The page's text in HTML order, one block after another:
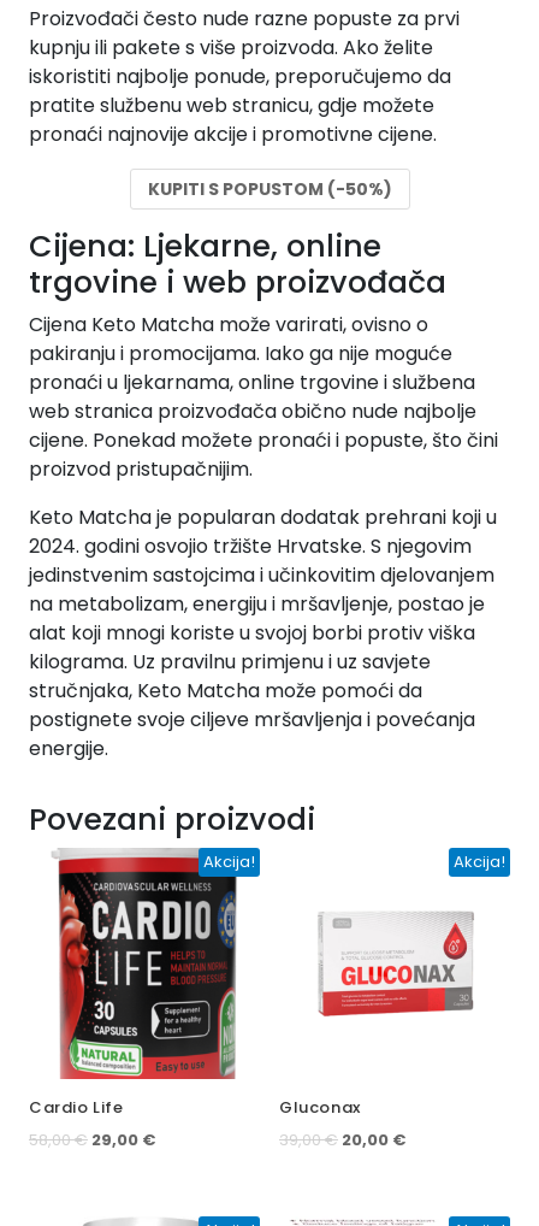
Proizvođači često nude razne popuste za prvi
kupnju ili pakete s više proizvoda. Ako želite
iskoristiti najbolje ponude, preporučujemo da
pratite službenu web stranicu, gdje možete
pronaći najnovije akcije i promotivne cijene.
KUPITI S POPUSTOM (-50%)
Cijena: Ljekarne, online
trgovine i web proizvođača
Cijena Keto Matcha može varirati, ovisno o
pakiranju i promocijama. Iako ga nije moguće
pronaći u ljekarnama, online trgovine i službena
web stranica proizvođača obično nude najbolje
cijene. Ponekad možete pronaći i popuste, što čini
proizvod pristupačnijim.
Keto Matcha je popularan dodatak prehrani koji u
2024. godini osvojio tržište Hrvatske. S njegovim
jedinstvenim sastojcima i učinkovitim djelovanjem
na metabolizam, energiju i mršavljenje, postao je
alat koji mnogi koriste u svojoj borbi protiv viška
kilograma. Uz pravilnu primjenu i uz savjete
stručnjaka, Keto Matcha može pomoći da
postignete svoje ciljeve mršavljenja i povećanja
energije.
Povezani proizvodi
Akcija!
Cardio Life
58,00€ Izvorna
29,00 €Trenutna
Akcija!
Gluconax
39,00€ Izvorna
20,00 €Trenutna